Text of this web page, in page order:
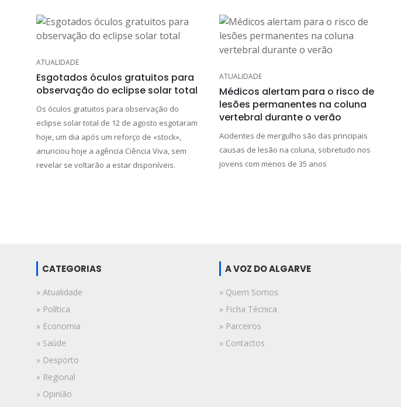
ATUALIDADE
Esgotados óculos gratuitos para
observação do eclipse solar total
Os óculos gratuitos para observação do
eclipse solar total de 12 de agosto esgotaram
hoje, um dia após um reforço de «stock»,
anunciou hoje a agência Ciência Viva, sem
revelar se voltarão a estar disponíveis.
ATUALIDADE
Médicos alertam para o risco de
lesões permanentes na coluna
vertebral durante o verão
Acidentes de mergulho são das principais
causas de lesão na coluna, sobretudo nos
jovens com menos de 35 anos
CATEGORIAS
» Atualidade
» Política
» Economia
» Saúde
» Desporto
» Regional
» Opinião
A VOZ DO ALGARVE
» Quem Somos
» Ficha Técnica
» Parceiros
» Contactos